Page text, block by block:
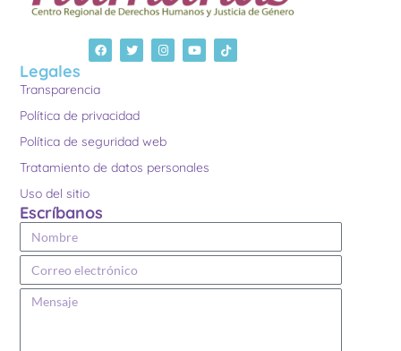
Legales
Transparencia
Política de privacidad
Política de seguridad web
Tratamiento de datos personales
Uso del sitio
Escríbanos